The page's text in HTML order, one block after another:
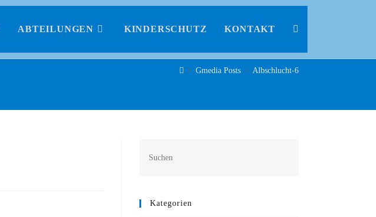
ABTEILUNGEN KINDERSCHUTZ KONTAKT
> Gmedia Posts > Albschlucht-6
Kategorien